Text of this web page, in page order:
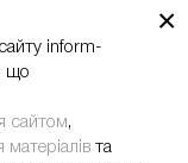
×
inform-
що
сайтом,
та